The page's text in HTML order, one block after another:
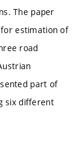
The paper
for estimation of
road
part of
six different